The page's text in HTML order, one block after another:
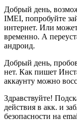
Добрый день,
IMEI, попробуйте
интернет. Или
временно. А
андроид.
Добрый день,
нет. Как пишет
аккаунту можно
Здравствуйте!
действия в акк. и
безопасности на